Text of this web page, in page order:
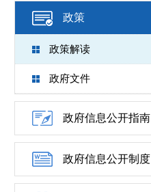
政策
政策解读
政府文件
政府信息公开指南
政府信息公开制度